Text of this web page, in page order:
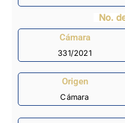
No.
Cámara
331/2021
Origen
Cámara